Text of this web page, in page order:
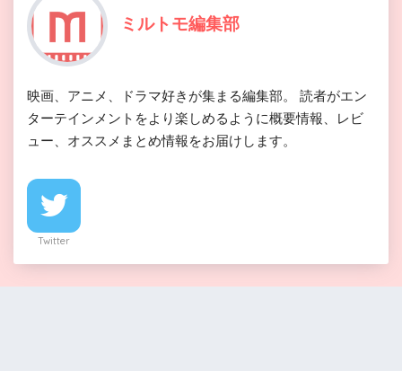
ミルトモ編集部
映画、アニメ、ドラマ好きが集まる編集部。 読者がエン
ターテインメントをより楽しめるように概要情報、レビ
ュー、オススメまとめ情報をお届けします。
Twitter